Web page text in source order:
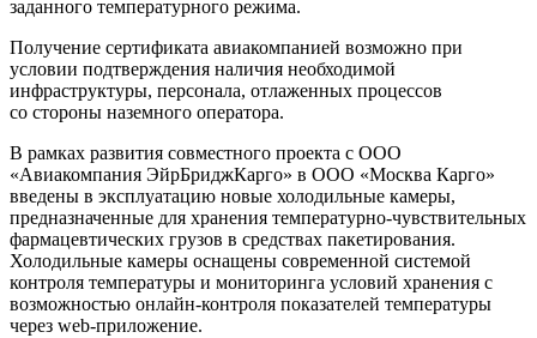
заданного температурного режима.
Получение сертификата авиакомпанией возможно при
условии подтверждения наличия необходимой
инфраструктуры, персонала, отлаженных процессов
со стороны наземного оператора.
В рамках развития совместного проекта с ООО
«Авиакомпания ЭйрБриджКарго» в ООО «Москва Карго»
введены в эксплуатацию новые холодильные камеры,
предназначенные для хранения температурно-чувствительных
фармацевтических грузов в средствах пакетирования.
Холодильные камеры оснащены современной системой
контроля температуры и мониторинга условий хранения с
возможностью онлайн-контроля показателей температуры
через web-приложение.